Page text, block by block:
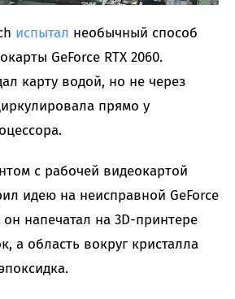
испытал необычный способ
GeForce RTX 2060.
карту водой, но не через
прямо у
с рабочей видеокартой
идею на неисправной GeForce
он напечатал на 3D-принтере
а область вокруг кристалла